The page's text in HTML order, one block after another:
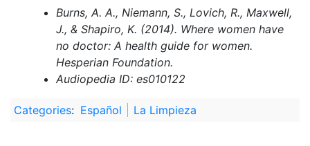
Burns, A. A., Niemann, S., Lovich, R., Maxwell,
J., & Shapiro, K. (2014). Where women have
no doctor: A health guide for women.
Hesperian Foundation.
Audiopedia ID: es010122
Categories: Español La Limpieza